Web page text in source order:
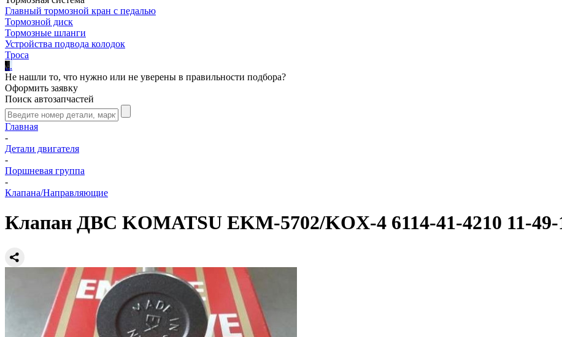
Главный тормозной кран с педалью
Тормозной диск
Тормозные шланги
Устройства подвода колодок
Троса
...
Не нашли то, что нужно или не уверены в правильности подбора?
Оформить заявку
Поиск автозапчастей
Главная
-
Детали двигателя
-
Поршневая группа
-
Клапана/Направляющие
Клапан ДВС KOMATSU EKM-5702/KOX-4 6114-41-4210 11-49-